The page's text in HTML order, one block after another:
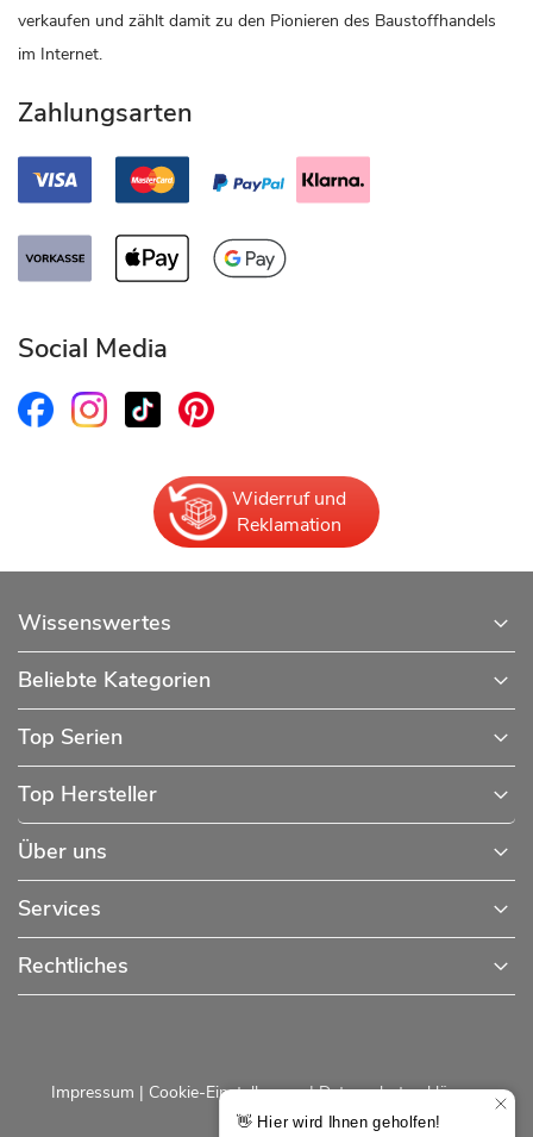
verkaufen und zählt damit zu den Pionieren des Baustoffhandels
im Internet.
Zahlungsarten
Social Media
Widerruf und
Reklamation
Wissenswertes
Beliebte Kategorien
Top Serien
Top Hersteller
Über uns
Services
Rechtliches
Impressum | Cookie-Einstellungen|Datenschutzerklärung